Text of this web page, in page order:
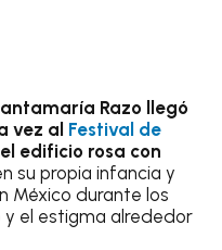
Razo llegó
vez al Festival de
edificio rosa con
su propia infancia y
México durante los
el estigma alrededor